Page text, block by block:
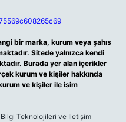
bir marka, kurum veya şahıs
Sitede yalnızca kendi
Burada yer alan içerikler
kurum ve kişiler hakkında
ve kişiler ile isim
Teknolojileri ve İletişim